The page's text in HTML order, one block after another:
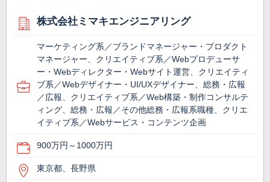
株式会社ミマキエンジニアリング
マーケティング系／ブランドマネージャー・プロダクト
マネージャー、クリエイティブ系／Webプロデューサ
ー・Webディレクター・Webサイト運営、クリエイティ
ブ系／Webデザイナー・UI/UXデザイナー、総務・広報
／広報、クリエイティブ系／Web構築・制作コンサルテ
ィング、総務・広報／その他総務・広報系職種、クリエ
イティブ系／Webサービス・コンテンツ企画
900万円～1000万円
東京都、長野県